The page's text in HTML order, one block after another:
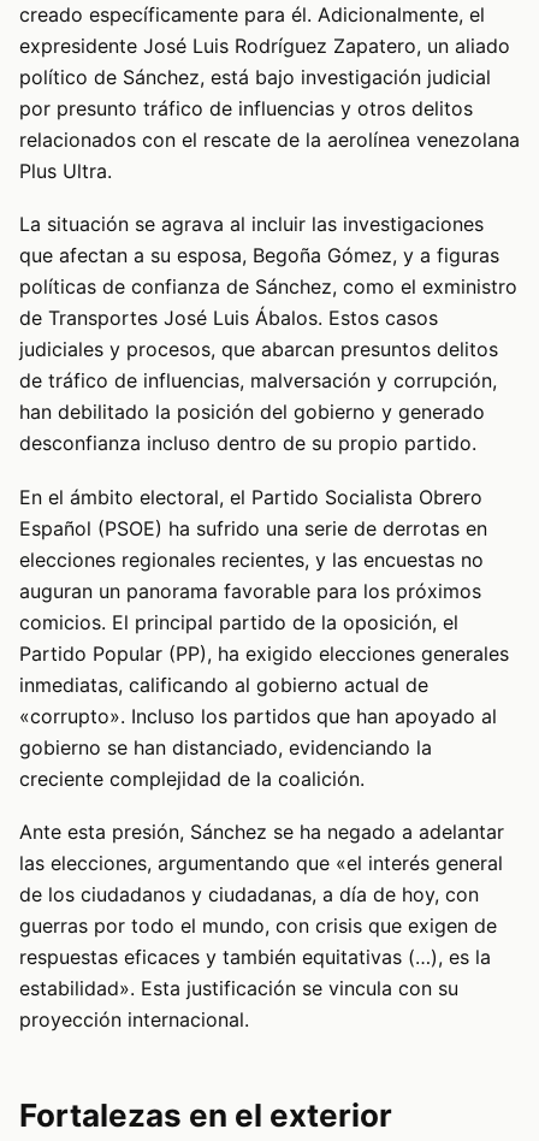
creado específicamente para él. Adicionalmente, el
expresidente José Luis Rodríguez Zapatero, un aliado
político de Sánchez, está bajo investigación judicial
por presunto tráfico de influencias y otros delitos
relacionados con el rescate de la aerolínea venezolana
Plus Ultra.
La situación se agrava al incluir las investigaciones
que afectan a su esposa, Begoña Gómez, y a figuras
políticas de confianza de Sánchez, como el exministro
de Transportes José Luis Ábalos. Estos casos
judiciales y procesos, que abarcan presuntos delitos
de tráfico de influencias, malversación y corrupción,
han debilitado la posición del gobierno y generado
desconfianza incluso dentro de su propio partido.
En el ámbito electoral, el Partido Socialista Obrero
Español (PSOE) ha sufrido una serie de derrotas en
elecciones regionales recientes, y las encuestas no
auguran un panorama favorable para los próximos
comicios. El principal partido de la oposición, el
Partido Popular (PP), ha exigido elecciones generales
inmediatas, calificando al gobierno actual de
«corrupto». Incluso los partidos que han apoyado al
gobierno se han distanciado, evidenciando la
creciente complejidad de la coalición.
Ante esta presión, Sánchez se ha negado a adelantar
las elecciones, argumentando que «el interés general
de los ciudadanos y ciudadanas, a día de hoy, con
guerras por todo el mundo, con crisis que exigen de
respuestas eficaces y también equitativas (…), es la
estabilidad». Esta justificación se vincula con su
proyección internacional.
Fortalezas en el exterior